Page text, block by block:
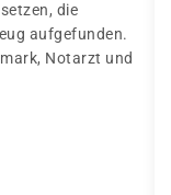
die
aufgefunden.
Notarzt und